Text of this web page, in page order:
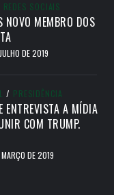
REDES SOCIAIS
NOVO MEMBRO DOS
DE 2019
/ PRESIDÊNCIA
ENTREVISTA A MÍDIA
COM TRUMP.
MARÇO DE 2019